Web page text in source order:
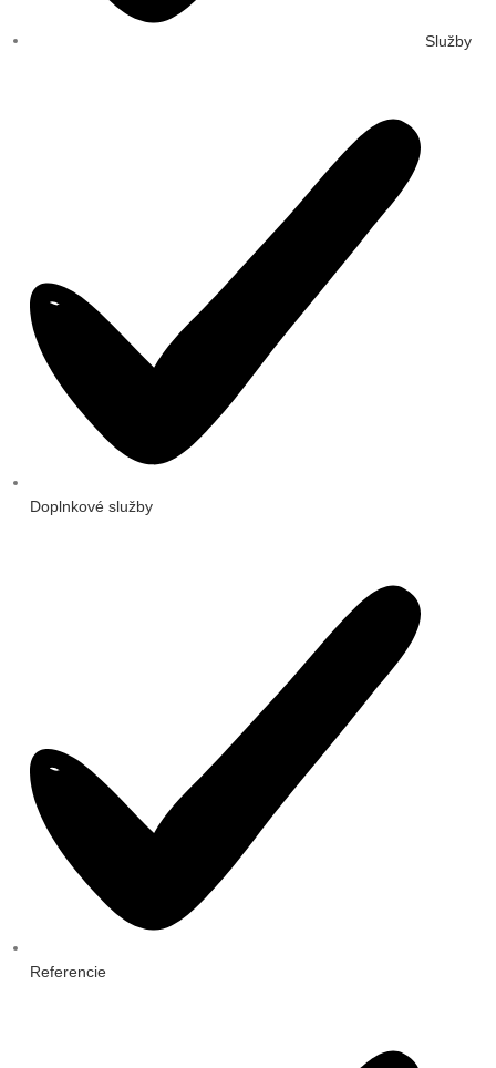
Služby
Doplnkové služby
Referencie